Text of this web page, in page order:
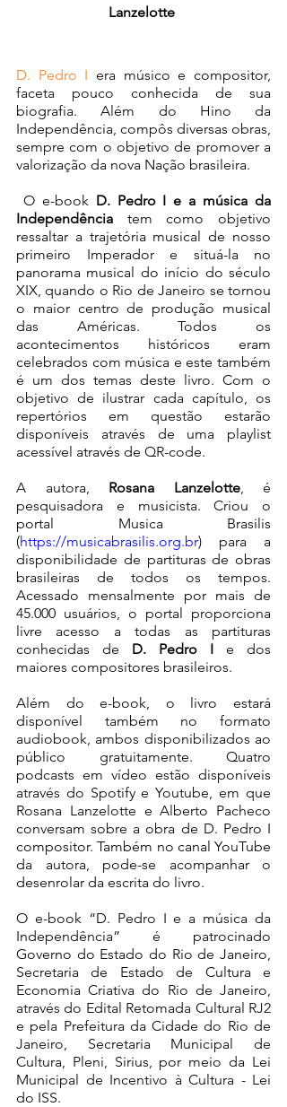
Lanzelotte
D. Pedro I era músico e compositor,
faceta pouco conhecida de sua
biografia. Além do Hino da
Independência, compôs diversas obras,
sempre com o objetivo de promover a
valorização da nova Nação brasileira.
O e-book D. Pedro I e a música da
Independência
tem como objetivo
ressaltar a trajetória musical de nosso
primeiro Imperador e situá-la no
panorama musical do início do século
XIX, quando o Rio de Janeiro se tornou
o maior centro de produção musical
das Américas. Todos os
acontecimentos históricos eram
celebrados com música e este também
é um dos temas deste livro. Com o
objetivo de ilustrar cada capítulo, os
repertórios em questão estarão
disponíveis através de uma playlist
acessível através de QR-code.
A autora, Rosana Lanzelotte, é
pesquisadora e musicista. Criou o
portal Musica Brasilis
(https://musicabrasilis.org.br) para a
disponibilidade de partituras de obras
brasileiras de todos os tempos.
Acessado mensalmente por mais de
45.000 usuários, o portal proporciona
livre acesso a todas as partituras
conhecidas de D. Pedro I e dos
maiores compositores brasileiros.
Além do e-book, o livro estará
disponível também no formato
audiobook, ambos disponibilizados ao
público gratuitamente. Quatro
podcasts em vídeo estão disponíveis
através do Spotify e Youtube, em que
Rosana Lanzelotte e Alberto Pacheco
conversam sobre a obra de D. Pedro I
compositor. Também no canal YouTube
da autora, pode-se acompanhar o
desenrolar da escrita do livro.
O e-book “D. Pedro I e a música da
Independência” é patrocinado
Governo do Estado do Rio de Janeiro,
Secretaria de Estado de Cultura e
Economia Criativa do Rio de Janeiro,
através do Edital Retomada Cultural RJ2
e pela Prefeitura da Cidade do Rio de
Janeiro, Secretaria Municipal de
Cultura, Pleni, Sirius, por meio da Lei
Municipal de Incentivo à Cultura - Lei
do ISS.